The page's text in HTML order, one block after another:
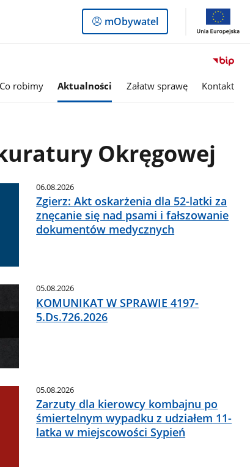
Logowanie
do
mObywatel
Co robimy Aktualności Załatw sprawę Kontakt
Okręgowej
06.08.2026
Zgierz: Akt oskarżenia dla 52-latki za
znęcanie się nad psami i fałszowanie
dokumentów medycznych
05.08.2026
KOMUNIKAT W SPRAWIE 4197-
5.Ds.726.2026
05.08.2026
Zarzuty dla kierowcy kombajnu po
śmiertelnym wypadku z udziałem 11-
latka w miejscowości Sypień